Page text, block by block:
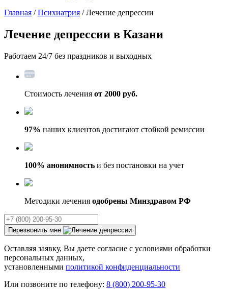
Главная /Психиатрия / Лечение депрессии
Лечение депрессии в Казани
Работаем 24/7 без праздников и выходных
Стоимость лечения от 2000 руб.
97% наших клиентов достигают стойкой ремиссии
100% анонимность и без постановки на учет
Методики лечения одобрены Минздравом РФ
Перезвонить мне
Оставляя заявку, Вы даете согласие с условиями обработки
персональных данных,
установленными политикой конфиденциальности
Или позвоните по телефону: 8 (800) 200-95-30